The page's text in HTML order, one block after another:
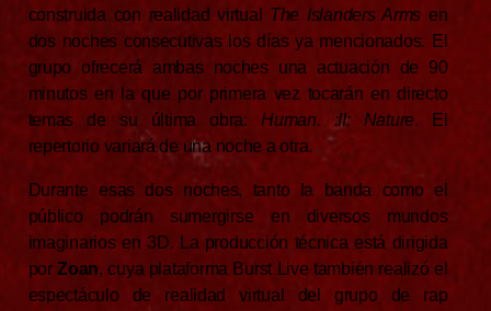
construida con realidad virtual
The Islanders Arms en
dos noches consecutivas los días ya mencionados. El
grupo ofrecerá ambas noches una actuación de 90
minutos en la que por primera vez tocarán en directo
temas de su última obra:Human. :II: Nature. El
repertorio variará de una noche a otra.
Durante esas dos noches, tanto la banda como el
público podrán sumergirse en diversos mundos
imaginarios en 3D. La producción técnica está dirigida
porZoan, cuya plataforma Burst Live también realizó el
espectáculo de realidad virtual del grupo de rap